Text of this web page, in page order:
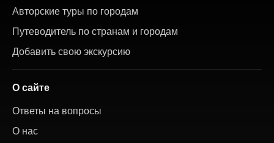
Авторские туры по городам
Путеводитель по странам и городам
Добавить свою экскурсию
О сайте
Ответы на вопросы
О нас